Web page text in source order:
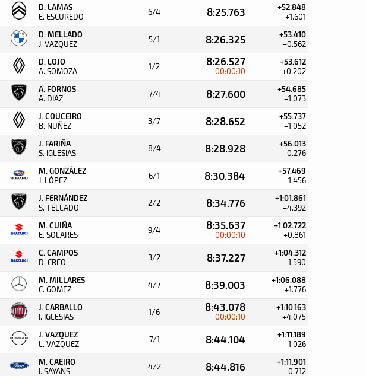
D. LAMAS
E. ESCUREDO 6/4 8:25.763 +52.848
+1.601
D. MELLADO
J. VAZQUEZ 5/1 8:26.325 +53.410
+0.562
D. LOJO
A. SOMOZA 1/2 8:26.527
00:00:10
+53.612
+0.202
A. FORNOS
A. DIAZ 7/4 8:27.600 +54.685
+1.073
J. COUCEIRO
B. NUÑEZ 3/7 8:28.652 +55.737
+1.052
J. FARIÑA
S. IGLESIAS 8/4 8:28.928 +56.013
+0.276
M. GONZÁLEZ
J. LÓPEZ 6/1 8:30.384 +57.469
+1.456
J. FERNÁNDEZ
S. TELLADO 2/2 8:34.776 +1:01.861
+4.392
M. CUIÑA
E. SOLARES 9/4 8:35.637
00:00:10
+1:02.722
+0.861
C. CAMPOS
D. CREO 3/2 8:37.227 +1:04.312
+1.590
M. MILLARES
C. GOMEZ 4/7 8:39.003 +1:06.088
+1.776
J. CARBALLO
I. IGLESIAS 1/6 8:43.078
00:00:10
+1:10.163
+4.075
J. VAZQUEZ
L. VAZQUEZ 7/1 8:44.104 +1:11.189
+1.026
M. CAEIRO
I. SAYANS 4/2 8:44.816 +1:11.901
+0.712